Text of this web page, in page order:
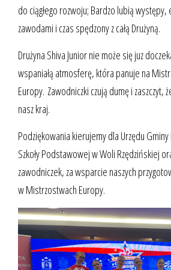
do ciągłego rozwoju; Bardzo lubią występy,
zawodami i czas spędzony z całą Drużyną.
Drużyna Shiva Junior nie może się juz
wspaniałą atmosferę, która panuje na
Europy. Zawodniczki czują dumę i zaszczyt,
nasz kraj.
Podziękowania kierujemy dla Urzędu
Szkoły Podstawowej w Woli Rzędzińskiej
zawodniczek, za wsparcie naszych
w Mistrzostwach Europy.